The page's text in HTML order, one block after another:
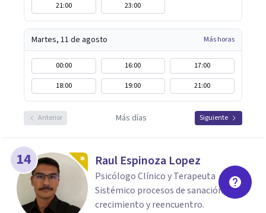
21:00 23:00
Martes, 11 de agosto Más horas
00:00 16:00
17:00
18:00
19:00 21:00
Anterior Más días Siguiente
14 Raul Espinoza Lopez
Psicólogo Clínico y Terapeuta
Sistémico procesos de sanación,
crecimiento y reencuentro.